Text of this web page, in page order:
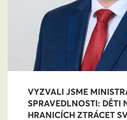
VYZVALI JSME
SPRAVEDLNOSTI: DĚTI
HRANICÍCH ZTRÁCET